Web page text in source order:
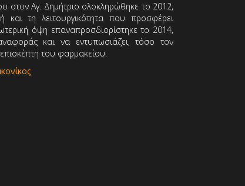
στον Αγ. Δημήτριο ολοκληρώθηκε το 2012,
και τη λειτουργικότητα που προσφέρει
όψη επαναπροσδιορίστηκε το 2014,
και να εντυπωσιάζει, τόσο τον
του φαρμακείου.